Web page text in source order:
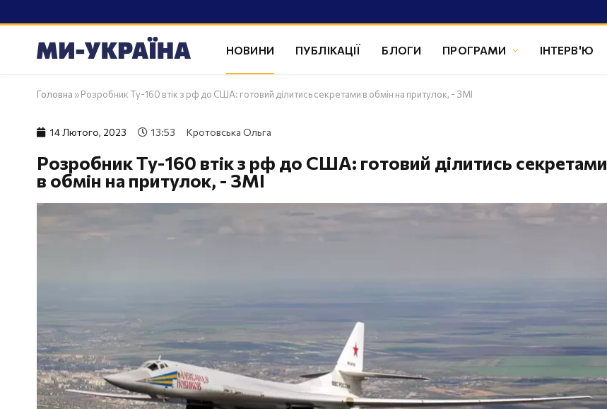
НОВИНИ ПУБЛІКАЦІЇ БЛОГИ ПРОГРАМИ ІНТЕРВ'Ю
Головна »Розробник Ту-160 втік з рф до США: готовий ділитись секретами в обмін на притулок, - ЗМІ
14 Лютого, 2023 13:53 Кротовська Ольга
Розробник Ту-160 втік з рф до США: готовий ділитись секретами
в обмін на притулок, - ЗМІ